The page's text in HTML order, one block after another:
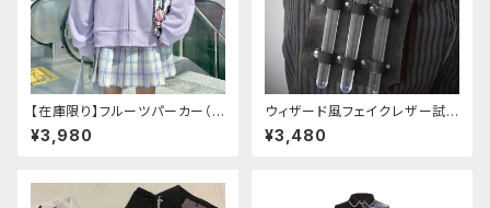
【在庫限り】フルーツパーカー（ブ
ルべリ、ブドウ、キウイ、チェリー、
ぶどう
¥3,980
ウィザード風フェイクレザー試
験管ホルダー
¥3,480